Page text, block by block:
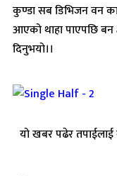
कुण्डा सब डिभिजन वन
आएको थाहा पाएपछि बन
दिनुभयो।।
यो खबर पढेर